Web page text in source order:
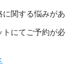
関する悩みがあ
トにてご予約が必